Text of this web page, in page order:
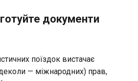
документи
поїздок вистачає
— міжнародних) прав,